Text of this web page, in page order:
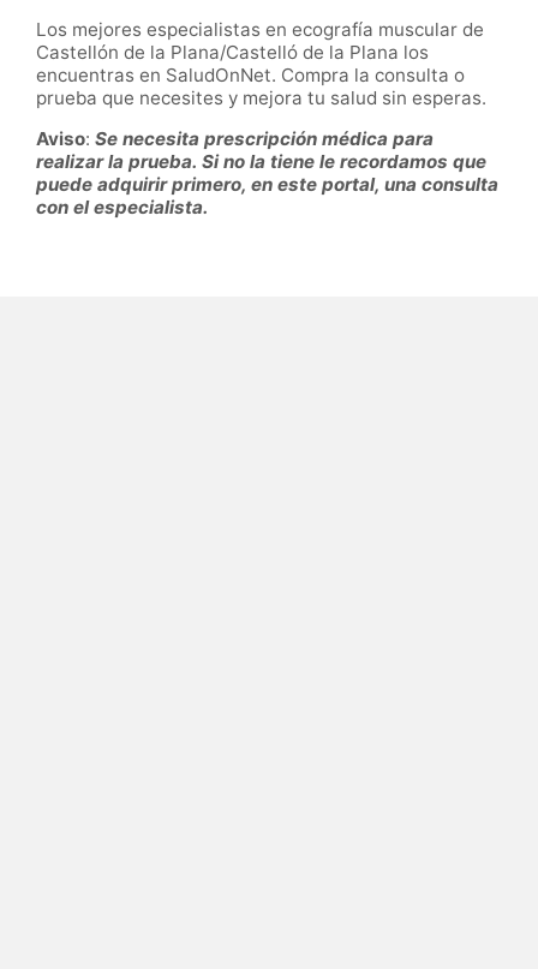
Los mejores especialistas en ecografía muscular de
Castellón de la Plana/Castelló de la Plana los
encuentras en SaludOnNet. Compra la consulta o
prueba que necesites y mejora tu salud sin esperas.
Aviso: Se necesita prescripción médica para
realizar la prueba. Si no la tiene le recordamos que
puede adquirir primero, en este portal, una consulta
con el especialista.